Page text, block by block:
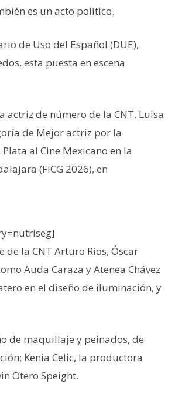
es un acto político.
de Uso del Español (DUE),
esta puesta en escena
actriz de número de la CNT, Luisa
de Mejor actriz por la
al Cine Mexicano en la
(FICG 2026), en
la CNT Arturo Ríos, Óscar
Auda Caraza y Atenea Chávez
en el diseño de iluminación, y
de maquillaje y peinados, de
Kenia Celic, la productora
Otero Speight.